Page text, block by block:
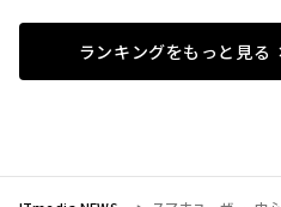
ランキングをもっと見る